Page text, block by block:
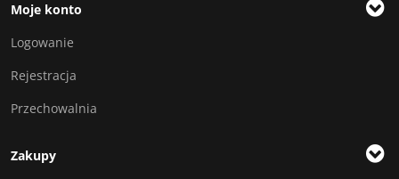
Moje konto
Logowanie
Rejestracja
Przechowalnia
Zakupy